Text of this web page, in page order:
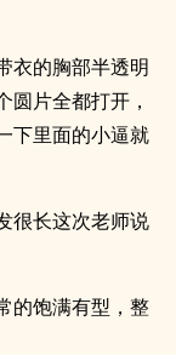
衣的胸部半透明
片全都打开，
下里面的小逼就
很长这次老师说
的饱满有型，整